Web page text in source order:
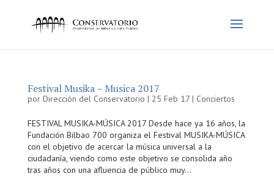
Festival Musika – Musica 2017
por Dirección del Conservatorio | 25 Feb 17| Conciertos
FESTIVAL MUSIKA-MÚSICA 2017 Desde hace ya 16 años, la
Fundación Bilbao 700 organiza el Festival MUSIKA-MÚSICA
con el objetivo de acercar la música universal a la
ciudadanía, viendo como este objetivo se consolida año
tras años con una afluencia de público muy...